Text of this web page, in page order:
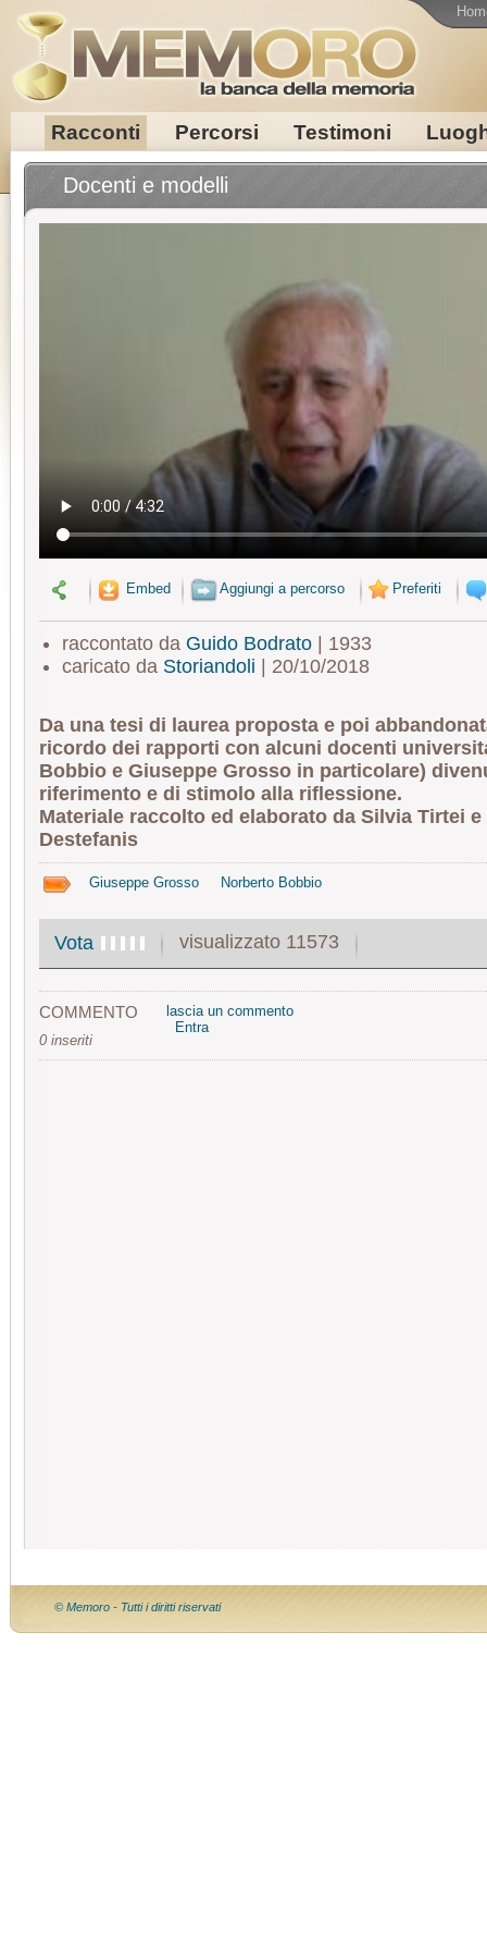
Racconti Percorsi Testimoni
Docenti e modelli
Embed Aggiungi a percorso Preferiti
raccontato da Guido Bodrato| 1933
caricato da Storiandoli | 20/10/2018
Da una tesi di laurea proposta e poi
ricordo dei rapporti con alcuni docenti
Bobbio e Giuseppe Grosso in particolare)
riferimento e di stimolo alla riflessione.
Materiale raccolto ed elaborato da Silvia Tirtei
Destefanis
Giuseppe Grosso Norberto Bobbio
Vota visualizzato 11573
COMMENTO
0 inseriti
lascia un commento
Entra
© Memoro - Tutti i diritti riservati